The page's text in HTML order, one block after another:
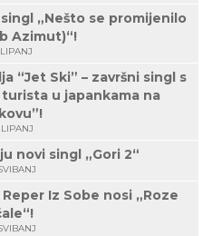
„Nešto se promijenilo
Azimut)“!
“Jet Ski” – završni singl s
u japankama na
novi singl „Gori 2“
Iz Sobe nosi „Roze